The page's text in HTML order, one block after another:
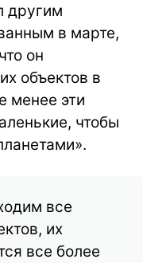
другим
в марте,
он
объектов в
менее эти
чтобы
все
их
все более